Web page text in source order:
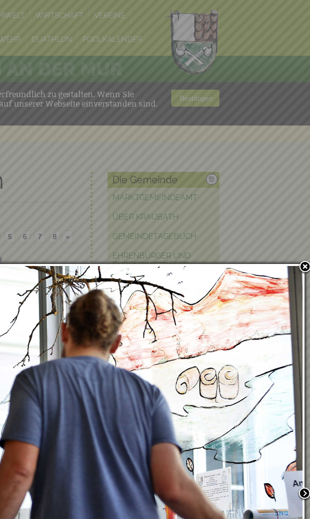
WIRTSCHAFT VEREINE
DUATHLON POOLKALENDER
DER MUR
zu gestalten. Wenn Sie
unserer Webseite einverstanden sind.
Bestätigen
»
5 6 7 8
Die Gemeinde
MARKTGEMEINDEAMT
ÜBER KRAUBATH
GEMEINDETAGEBUCH
EHRENBÜRGER UND
EHRENRINGTRÄGER
POLITIK IN KRAUBATH
BAUEN & WOHNEN
PFARRE
PARTNERGEMEINDE
FOTOGALERIE